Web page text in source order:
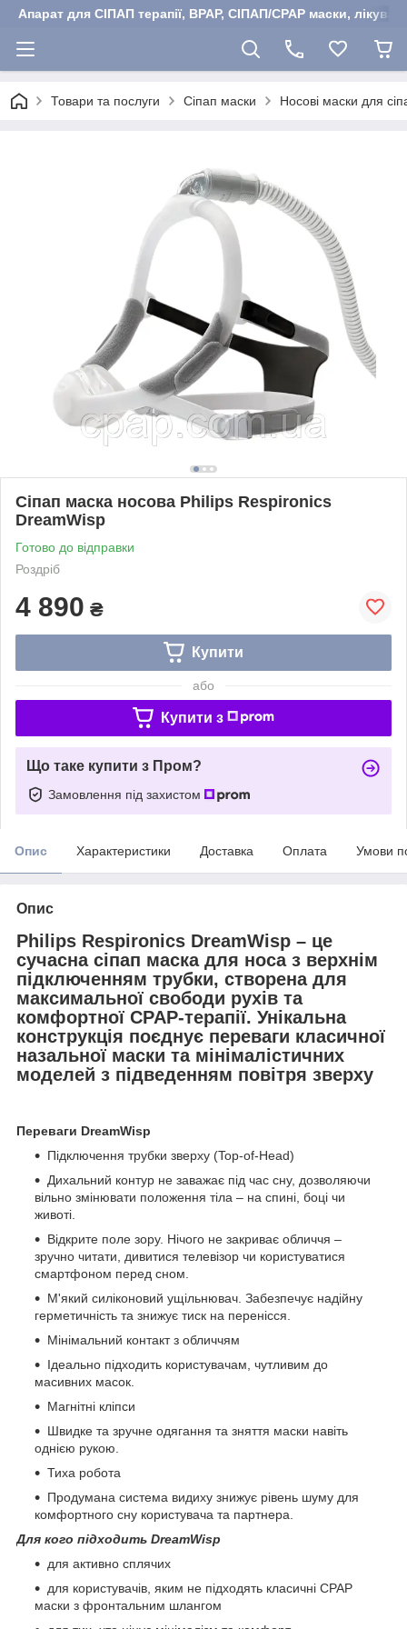
Апарат для СІПАП терапії, BPAP, СІПАП/CPAP маски,
Товари та послуги Сіпап маски Носові маски для
Сіпап маска носова Philips Respironics
DreamWisp
Готово до відправки
Роздріб
4 890 ₴
Купити
або
Купити з
Що таке купити з Пром?
Замовлення під захистом
Опис Характеристики Доставка Оплата Умови
Опис
Philips Respironics DreamWisp – це
сучасна сіпап маска для носа з верхнім
підключенням трубки, створена для
максимальної свободи рухів та
комфортної CPAP-терапії. Унікальна
конструкція поєднує переваги класичної
назальної маски та мінімалістичних
моделей з підведенням повітря зверху
Переваги DreamWisp
Підключення трубки зверху (Top-of-Head)
Дихальний контур не заважає під час сну, дозволяючи
вільно змінювати положення тіла – на спині, боці чи
животі.
Відкрите поле зору. Нічого не закриває обличчя –
зручно читати, дивитися телевізор чи користуватися
смартфоном перед сном.
М'який силіконовий ущільнювач. Забезпечує надійну
герметичність та знижує тиск на перенісся.
Мінімальний контакт з обличчям
Ідеально підходить користувачам, чутливим до
масивних масок.
Магнітні кліпси
Швидке та зручне одягання та зняття маски навіть
однією рукою.
Тиха робота
Продумана система видиху знижує рівень шуму для
комфортного сну користувача та партнера.
Для кого підходить DreamWisp
для активно сплячих
для користувачів, яким не підходять класичні CPAP
маски з фронтальним шлангом